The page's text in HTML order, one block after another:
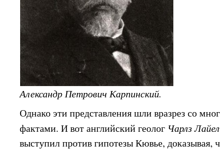
Александр Петрович Карпинский.
Однако эти представления шли вразрез со
фактами. И вот английский геолог Чарлз
выступил против гипотезы Кювье,